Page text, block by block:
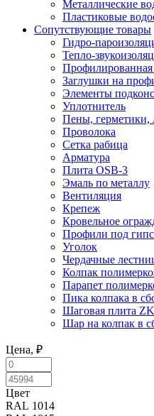
Металлические
Пластиковые
Сопутствующие товары
Гидро-
Тепло-
Профилированная
Заглушки на
Элементы
Уплотнитель
Пены, герметики,
Проволока
Сетка рабица
Арматура
Плита OSB-3
Эмаль по металлу
Вентиляция
Крепеж
Кровельное
Профили под
Уголок
Чердачные
Колпак
Парапет
Пика колпака в
Шаговая плита
Шар на колпак в
Цена, ₽
Цвет
Цвет
RAL 1014